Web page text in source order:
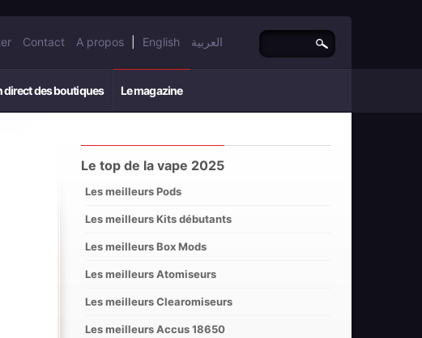
Contact A propos English العربية
direct des boutiques Le magazine
Le top de la vape 2025
Les meilleurs Pods
Les meilleurs Kits débutants
Les meilleurs Box Mods
Les meilleurs Atomiseurs
Les meilleurs Clearomiseurs
Les meilleurs Accus 18650